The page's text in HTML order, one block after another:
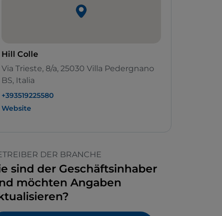
Hill Colle
Via Trieste, 8/a, 25030 Villa Pedergnano
BS, Italia
+393519225580
Website
DER BRANCHE
sind der Geschäftsinhaber
möchten Angaben